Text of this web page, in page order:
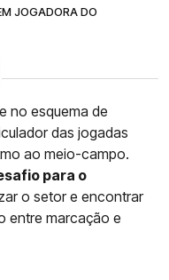
JOGADORA DO
no esquema de
das jogadas
ao meio-campo.
para o
o setor e encontrar
entre marcação e